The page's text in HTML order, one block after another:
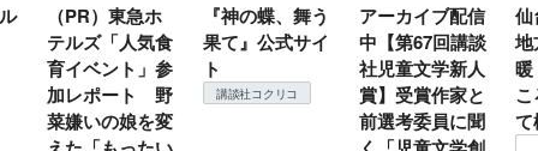
急ホ
人気食
ト」参
ト 野
娘を変
『神の蝶、舞う
果て』公式サイ
ト
講談社コクリコ
アーカイブ配信
中【第67回講談
社児童文学新人
賞】受賞作家と
前選考委員に聞
仙台の冬は東北
地方では温
暖？ 本当のと
ころは仙台に来
て検証すべし！
コクリコ